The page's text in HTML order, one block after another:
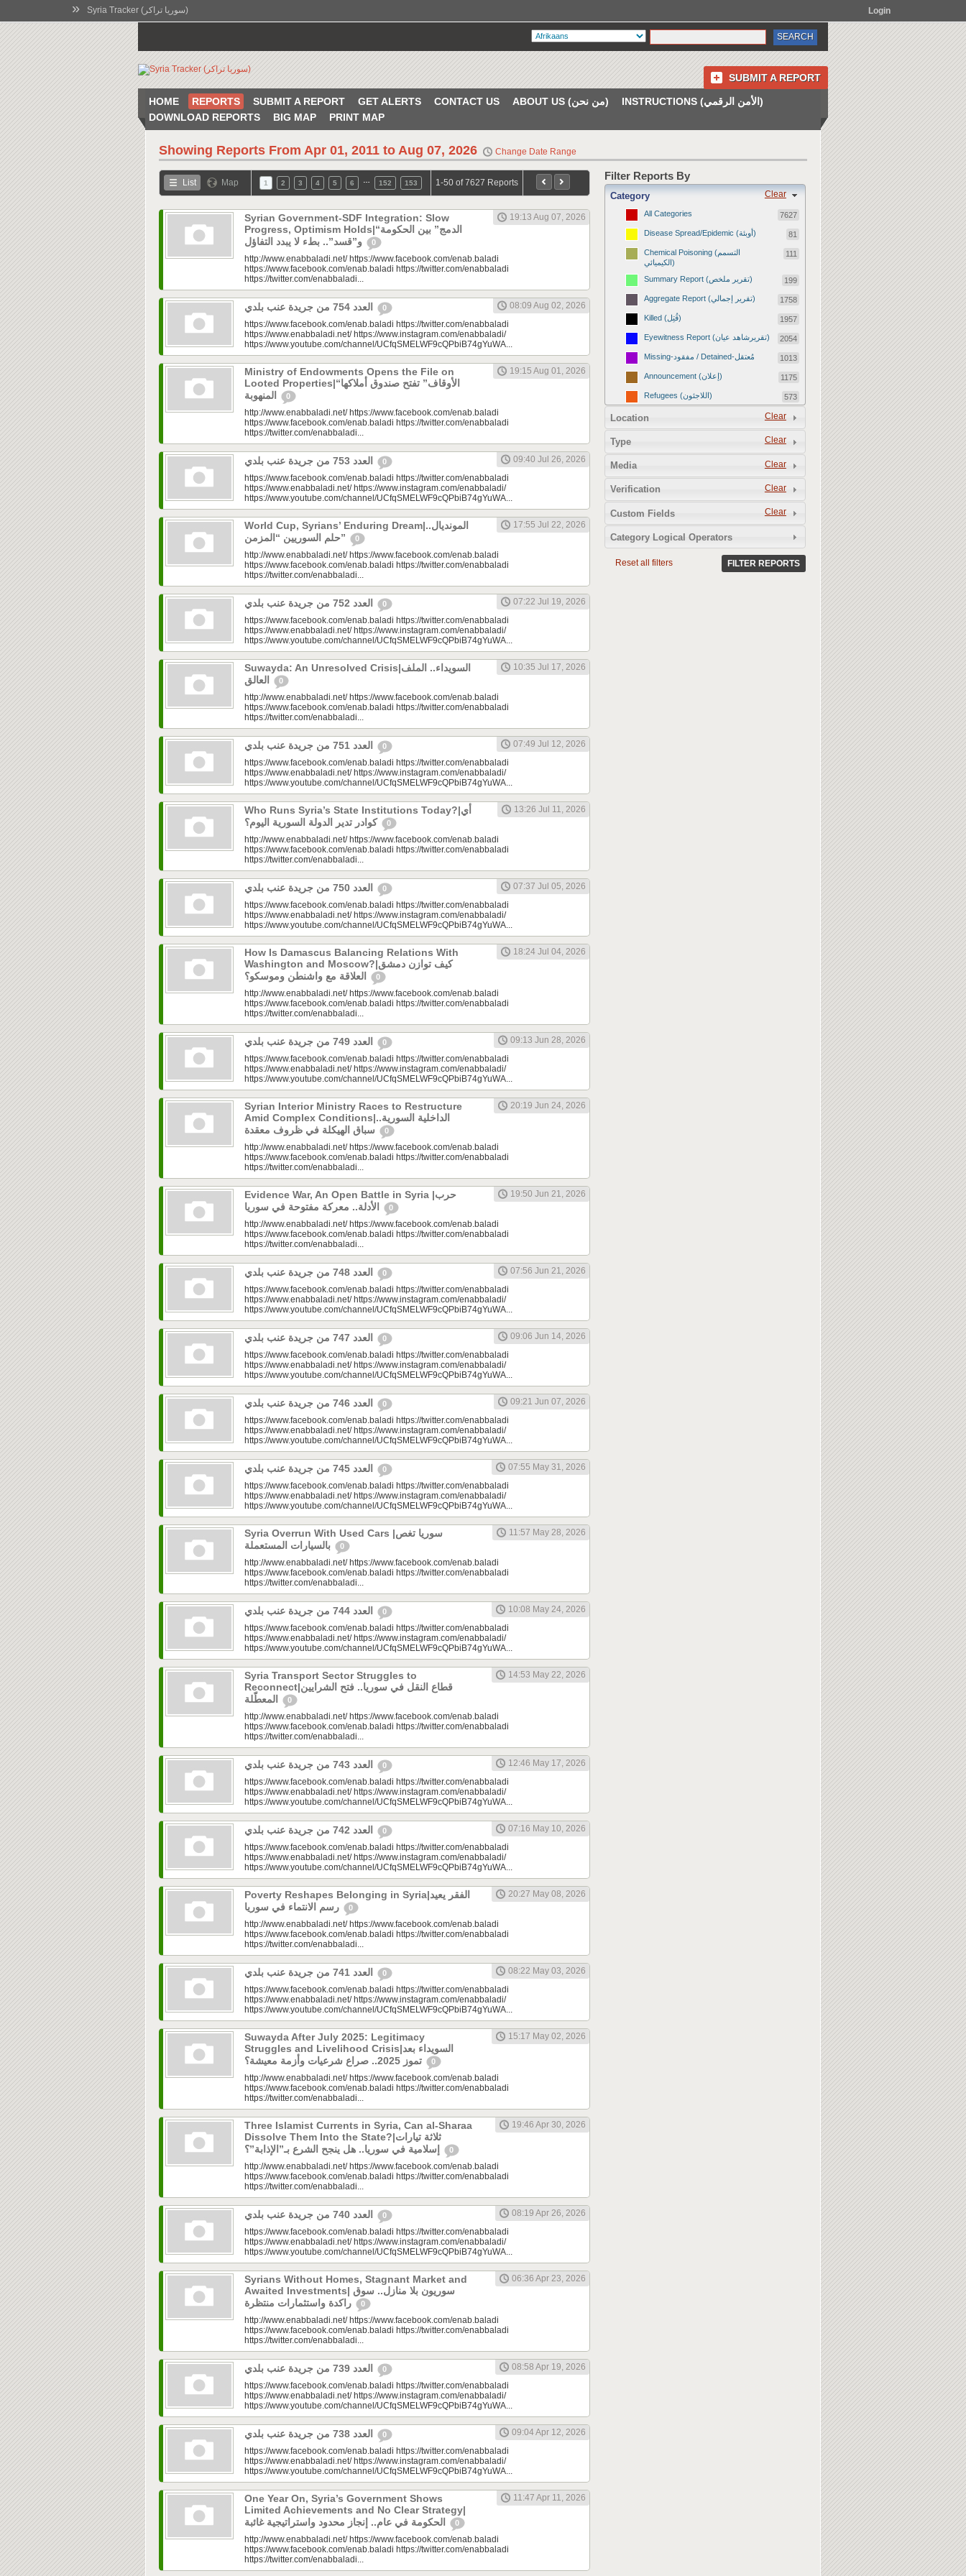
» Syria Tracker (سوريا تراكر) Login
SUBMIT A REPORT
HOME REPORTS SUBMIT A REPORT GET ALERTS CONTACT US ABOUT US (من نحن)
INSTRUCTIONS (الأمن الرقمي)
DOWNLOAD REPORTS
BIG MAP PRINT MAP
Showing Reports From Apr 01, 2011 to Aug 07, 2026 Change Date Range
List Map 1 2 3 4 5 6 152 153 1-50 of 7627 Reports
Syrian Government-SDF Integration: Slow
Progress, Optimism Holds|“الدمج” بين الحكومة
0
19:13 Aug 07, 2026
http://www.enabbaladi.net/ https://www.facebook.com/enab.baladi
https://www.facebook.com/enab.baladi https://twitter.com/enabbaladi
https://twitter.com/enabbaladi...
0
08:09 Aug 02, 2026
https://www.facebook.com/enab.baladi https://twitter.com/enabbaladi
https://www.enabbaladi.net/ https://www.instagram.com/enabbaladi/
https://www.youtube.com/channel/UCfqSMELWF9cQPbiB74gYuWA...
Ministry of Endowments Opens the File on
Looted Properties|“الأوقاف” تفتح صندوق أملاكها
0
19:15 Aug 01, 2026
http://www.enabbaladi.net/ https://www.facebook.com/enab.baladi
https://www.facebook.com/enab.baladi https://twitter.com/enabbaladi
https://twitter.com/enabbaladi...
0
09:40 Jul 26, 2026
https://www.facebook.com/enab.baladi https://twitter.com/enabbaladi
https://www.enabbaladi.net/ https://www.instagram.com/enabbaladi/
https://www.youtube.com/channel/UCfqSMELWF9cQPbiB74gYuWA...
World Cup, Syrians’ Enduring Dream|المونديال..
حلم السوريين “المزمن”
0
17:55 Jul 22, 2026
http://www.enabbaladi.net/ https://www.facebook.com/enab.baladi
https://www.facebook.com/enab.baladi https://twitter.com/enabbaladi
https://twitter.com/enabbaladi...
0
07:22 Jul 19, 2026
https://www.facebook.com/enab.baladi https://twitter.com/enabbaladi
https://www.enabbaladi.net/ https://www.instagram.com/enabbaladi/
https://www.youtube.com/channel/UCfqSMELWF9cQPbiB74gYuWA...
Suwayda: An Unresolved Crisis|السويداء.. الملف
0
10:35 Jul 17, 2026
http://www.enabbaladi.net/ https://www.facebook.com/enab.baladi
https://www.facebook.com/enab.baladi https://twitter.com/enabbaladi
https://twitter.com/enabbaladi...
0
07:49 Jul 12, 2026
https://www.facebook.com/enab.baladi https://twitter.com/enabbaladi
https://www.enabbaladi.net/ https://www.instagram.com/enabbaladi/
https://www.youtube.com/channel/UCfqSMELWF9cQPbiB74gYuWA...
Who Runs Syria’s State Institutions Today?|أي
كوادر تدير الدولة السورية اليوم؟
0
13:26 Jul 11, 2026
http://www.enabbaladi.net/ https://www.facebook.com/enab.baladi
https://www.facebook.com/enab.baladi https://twitter.com/enabbaladi
https://twitter.com/enabbaladi...
0
07:37 Jul 05, 2026
https://www.facebook.com/enab.baladi https://twitter.com/enabbaladi
https://www.enabbaladi.net/ https://www.instagram.com/enabbaladi/
https://www.youtube.com/channel/UCfqSMELWF9cQPbiB74gYuWA...
How Is Damascus Balancing Relations With
Washington and Moscow?|كيف توازن دمشق
0
18:24 Jul 04, 2026
http://www.enabbaladi.net/ https://www.facebook.com/enab.baladi
https://www.facebook.com/enab.baladi https://twitter.com/enabbaladi
https://twitter.com/enabbaladi...
0
09:13 Jun 28, 2026
https://www.facebook.com/enab.baladi https://twitter.com/enabbaladi
https://www.enabbaladi.net/ https://www.instagram.com/enabbaladi/
https://www.youtube.com/channel/UCfqSMELWF9cQPbiB74gYuWA...
Syrian Interior Ministry Races to Restructure
Amid Complex Conditions|الداخلية السورية..
0
20:19 Jun 24, 2026
http://www.enabbaladi.net/ https://www.facebook.com/enab.baladi
https://www.facebook.com/enab.baladi https://twitter.com/enabbaladi
https://twitter.com/enabbaladi...
Evidence War, An Open Battle in Syria |حرب
0
19:50 Jun 21, 2026
http://www.enabbaladi.net/ https://www.facebook.com/enab.baladi
https://www.facebook.com/enab.baladi https://twitter.com/enabbaladi
https://twitter.com/enabbaladi...
0
07:56 Jun 21, 2026
https://www.facebook.com/enab.baladi https://twitter.com/enabbaladi
https://www.enabbaladi.net/ https://www.instagram.com/enabbaladi/
https://www.youtube.com/channel/UCfqSMELWF9cQPbiB74gYuWA...
0
09:06 Jun 14, 2026
https://www.facebook.com/enab.baladi https://twitter.com/enabbaladi
https://www.enabbaladi.net/ https://www.instagram.com/enabbaladi/
https://www.youtube.com/channel/UCfqSMELWF9cQPbiB74gYuWA...
0
09:21 Jun 07, 2026
https://www.facebook.com/enab.baladi https://twitter.com/enabbaladi
https://www.enabbaladi.net/ https://www.instagram.com/enabbaladi/
https://www.youtube.com/channel/UCfqSMELWF9cQPbiB74gYuWA...
0
07:55 May 31, 2026
https://www.facebook.com/enab.baladi https://twitter.com/enabbaladi
https://www.enabbaladi.net/ https://www.instagram.com/enabbaladi/
https://www.youtube.com/channel/UCfqSMELWF9cQPbiB74gYuWA...
Syria Overrun With Used Cars |سوريا تغص
0
11:57 May 28, 2026
http://www.enabbaladi.net/ https://www.facebook.com/enab.baladi
https://www.facebook.com/enab.baladi https://twitter.com/enabbaladi
https://twitter.com/enabbaladi...
0
10:08 May 24, 2026
https://www.facebook.com/enab.baladi https://twitter.com/enabbaladi
https://www.enabbaladi.net/ https://www.instagram.com/enabbaladi/
https://www.youtube.com/channel/UCfqSMELWF9cQPbiB74gYuWA...
Syria Transport Sector Struggles to
Reconnect|قطاع النقل في سوريا.. فتح الشرايين
0
14:53 May 22, 2026
http://www.enabbaladi.net/ https://www.facebook.com/enab.baladi
https://www.facebook.com/enab.baladi https://twitter.com/enabbaladi
https://twitter.com/enabbaladi...
0
12:46 May 17, 2026
https://www.facebook.com/enab.baladi https://twitter.com/enabbaladi
https://www.enabbaladi.net/ https://www.instagram.com/enabbaladi/
https://www.youtube.com/channel/UCfqSMELWF9cQPbiB74gYuWA...
0
07:16 May 10, 2026
https://www.facebook.com/enab.baladi https://twitter.com/enabbaladi
https://www.enabbaladi.net/ https://www.instagram.com/enabbaladi/
https://www.youtube.com/channel/UCfqSMELWF9cQPbiB74gYuWA...
Poverty Reshapes Belonging in Syria|الفقر يعيد
0
20:27 May 08, 2026
http://www.enabbaladi.net/ https://www.facebook.com/enab.baladi
https://www.facebook.com/enab.baladi https://twitter.com/enabbaladi
https://twitter.com/enabbaladi...
0
08:22 May 03, 2026
https://www.facebook.com/enab.baladi https://twitter.com/enabbaladi
https://www.enabbaladi.net/ https://www.instagram.com/enabbaladi/
https://www.youtube.com/channel/UCfqSMELWF9cQPbiB74gYuWA...
Suwayda After July 2025: Legitimacy
Struggles and Livelihood Crisis|السويداء بعد
0
15:17 May 02, 2026
http://www.enabbaladi.net/ https://www.facebook.com/enab.baladi
https://www.facebook.com/enab.baladi https://twitter.com/enabbaladi
https://twitter.com/enabbaladi...
Three Islamist Currents in Syria, Can al-Sharaa
Dissolve Them Into the State?|ثلاثة تيارات
0
19:46 Apr 30, 2026
http://www.enabbaladi.net/ https://www.facebook.com/enab.baladi
https://www.facebook.com/enab.baladi https://twitter.com/enabbaladi
https://twitter.com/enabbaladi...
0
08:19 Apr 26, 2026
https://www.facebook.com/enab.baladi https://twitter.com/enabbaladi
https://www.enabbaladi.net/ https://www.instagram.com/enabbaladi/
https://www.youtube.com/channel/UCfqSMELWF9cQPbiB74gYuWA...
Syrians Without Homes, Stagnant Market and
Awaited Investments| سوريون بلا منازل.. سوق
0
06:36 Apr 23, 2026
http://www.enabbaladi.net/ https://www.facebook.com/enab.baladi
https://www.facebook.com/enab.baladi https://twitter.com/enabbaladi
https://twitter.com/enabbaladi...
0
08:58 Apr 19, 2026
https://www.facebook.com/enab.baladi https://twitter.com/enabbaladi
https://www.enabbaladi.net/ https://www.instagram.com/enabbaladi/
https://www.youtube.com/channel/UCfqSMELWF9cQPbiB74gYuWA...
0
09:04 Apr 12, 2026
https://www.facebook.com/enab.baladi https://twitter.com/enabbaladi
https://www.enabbaladi.net/ https://www.instagram.com/enabbaladi/
https://www.youtube.com/channel/UCfqSMELWF9cQPbiB74gYuWA...
One Year On, Syria’s Government Shows
Limited Achievements and No Clear Strategy|
0
11:47 Apr 11, 2026
http://www.enabbaladi.net/ https://www.facebook.com/enab.baladi
https://www.facebook.com/enab.baladi https://twitter.com/enabbaladi
https://twitter.com/enabbaladi...
Filter Reports By
Clear
Category
All Categories 7627
Disease Spread/Epidemic (أوبئة) 81
Chemical Poisoning (التسمم
الكيميائي)
111
Summary Report (تقرير ملخص) 199
Aggregate Report (تقرير إجمالي) 1758
Killed (قُتِل) 1957
Eyewitness Report (تقريرشاهد عيان) 2054
Missing-مفقود / Detained-مُعتقل 1013
Announcement (إعلان) 1175
Refugees (اللاجئون) 573
1672
Revenge Killings (القتل بدافع الانتقام) 11
2
13
Clear
Location
Clear
Type
Clear
Media
Clear
Verification
Clear
Custom Fields
Category Logical Operators
Reset all filters FILTER REPORTS